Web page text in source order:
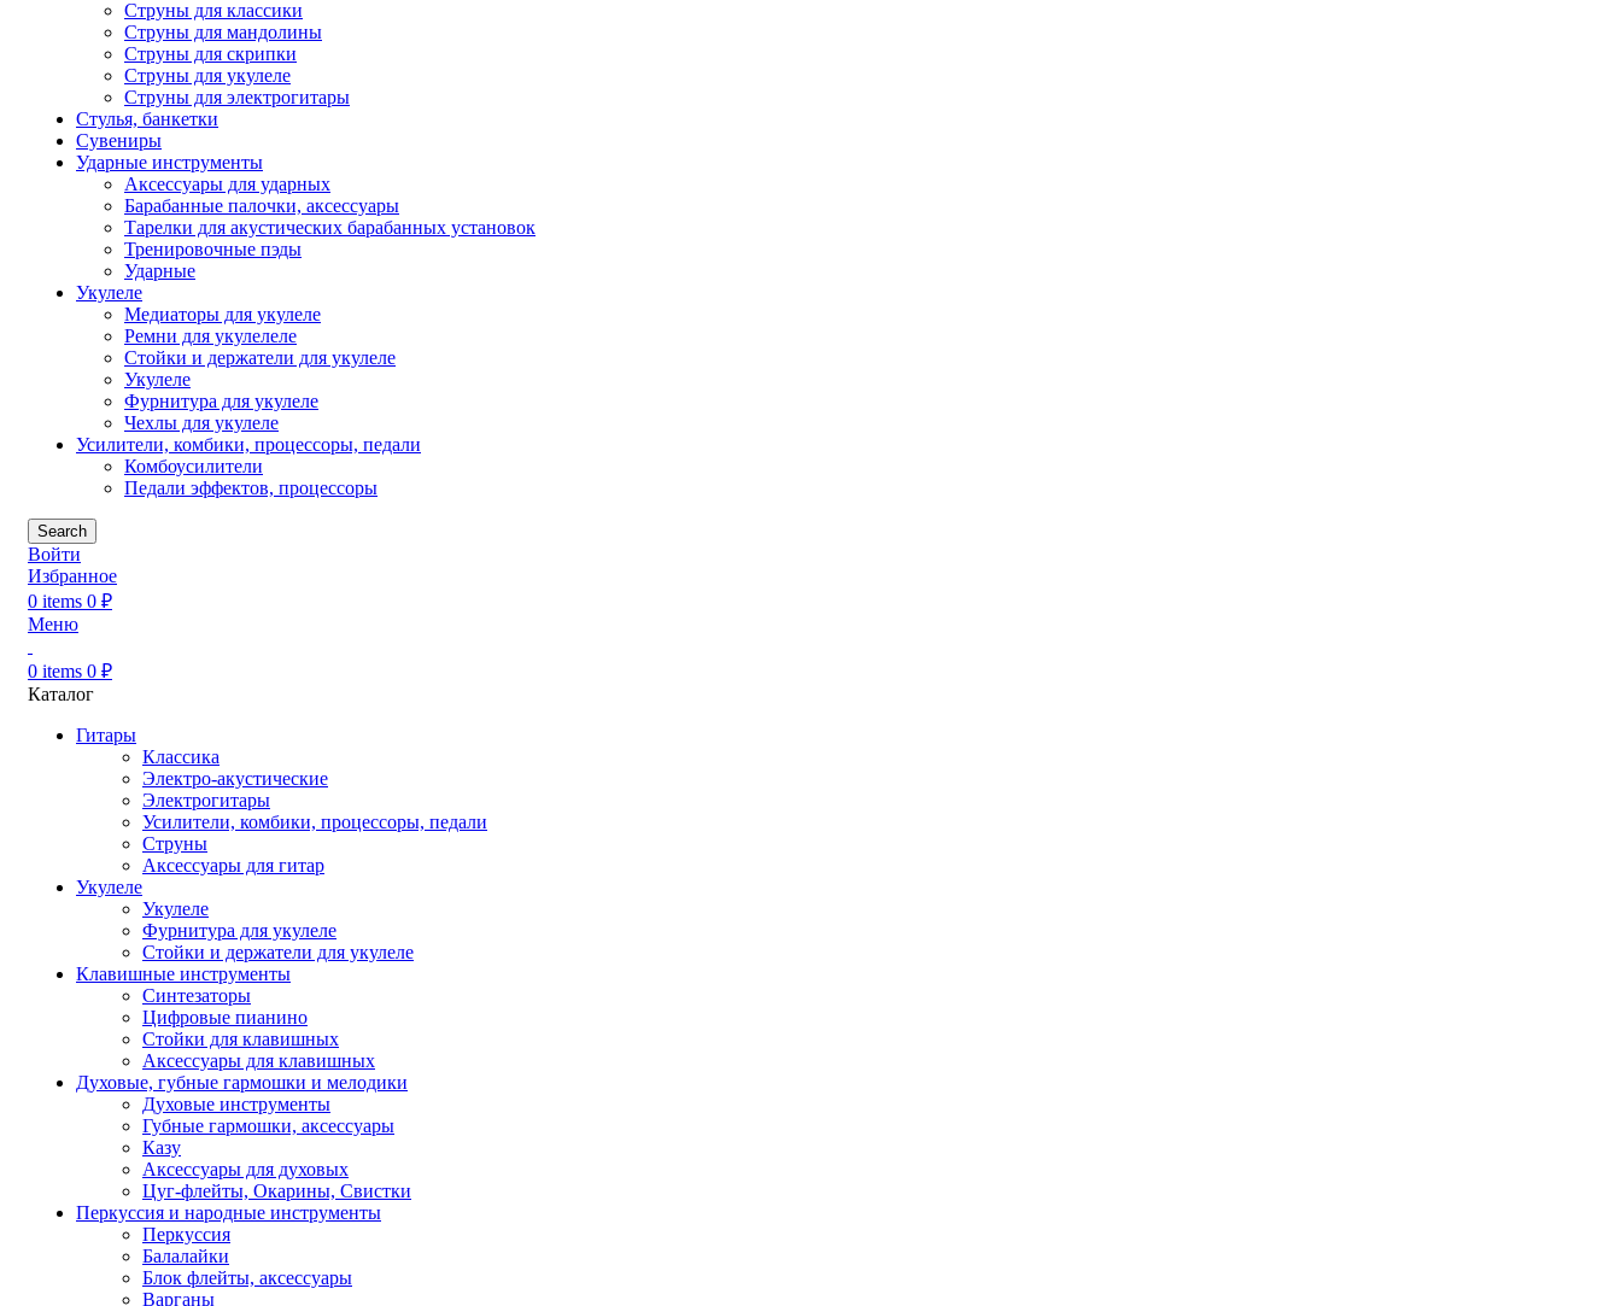
Струны для классики
Струны для мандолины
Струны для скрипки
Струны для укулеле
Струны для электрогитары
Стулья, банкетки
Сувениры
Ударные инструменты
Аксессуары для ударных
Барабанные палочки, аксессуары
Тарелки для акустических барабанных установок
Тренировочные пэды
Ударные
Укулеле
Медиаторы для укулеле
Ремни для укулелеле
Стойки и держатели для укулеле
Укулеле
Фурнитура для укулеле
Чехлы для укулеле
Усилители, комбики, процессоры, педали
Комбоусилители
Педали эффектов, процессоры
Search
Войти
Избранное
0 items 0 ₽
Меню
0 items 0 ₽
Каталог
Гитары
Классика
Электро-акустические
Электрогитары
Усилители, комбики, процессоры, педали
Струны
Аксессуары для гитар
Укулеле
Укулеле
Фурнитура для укулеле
Стойки и держатели для укулеле
Клавишные инструменты
Синтезаторы
Цифровые пианино
Стойки для клавишных
Аксессуары для клавишных
Духовые, губные гармошки и мелодики
Духовые инструменты
Губные гармошки, аксессуары
Казу
Аксессуары для духовых
Цуг-флейты, Окарины, Свистки
Перкуссия и народные инструменты
Перкуссия
Балалайки
Блок флейты, аксессуары
Варганы